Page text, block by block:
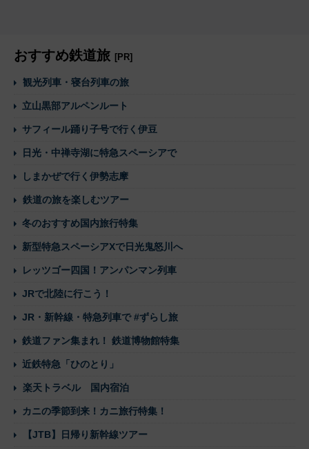
おすすめ鉄道旅 [PR]
観光列車・寝台列車の旅
立山黒部アルペンルート
サフィール踊り子号で行く伊豆
日光・中禅寺湖に特急スペーシアで
しまかぜで行く伊勢志摩
鉄道の旅を楽しむツアー
冬のおすすめ国内旅行特集
新型特急スペーシアXで日光鬼怒川へ
レッツゴー四国！アンパンマン列車
JRで北陸に行こう！
JR・新幹線・特急列車で #ずらし旅
鉄道ファン集まれ！ 鉄道博物館特集
近鉄特急「ひのとり」
楽天トラベル 国内宿泊
カニの季節到来！カニ旅行特集！
【JTB】日帰り新幹線ツアー